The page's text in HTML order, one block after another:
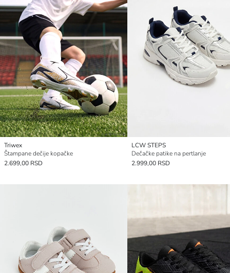
Triwex
Štampane dečije kopačke
2.699,00 RSD
LCW STEPS
Dečačke patike na pertlanje
2.999,00 RSD